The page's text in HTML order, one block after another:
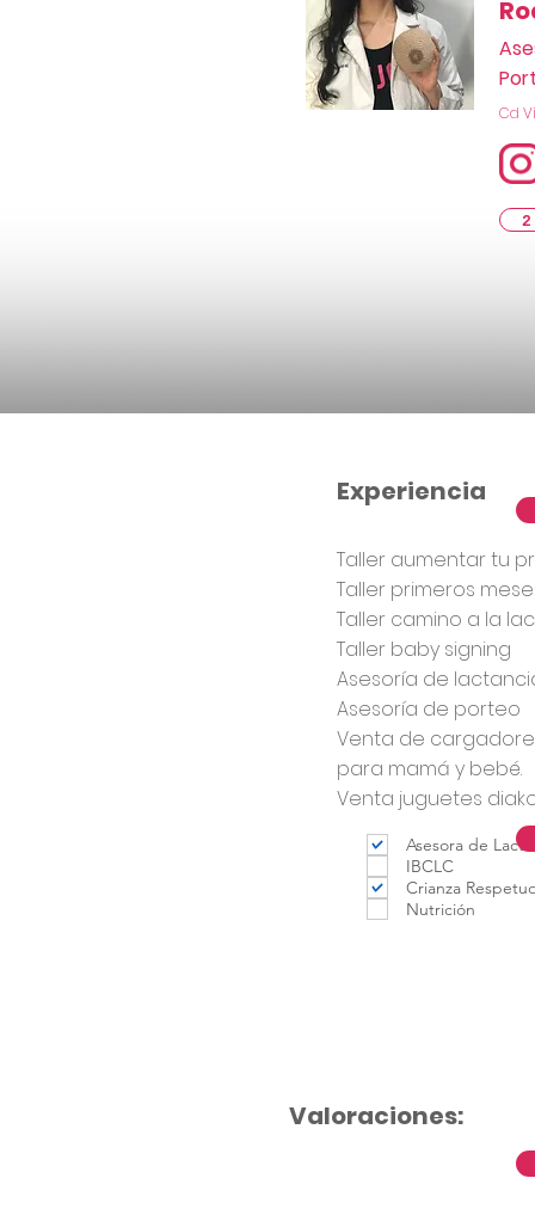
Cd
2
Taller aumentar tu
Taller primeros
Taller camino a la
Taller baby signing
Asesoría de
Asesoría de porteo
Venta de
para mamá y bebé.
Venta juguetes
Asesora de
IBCLC
Crianza
Nutrición
Experiencia
Valoraciones: